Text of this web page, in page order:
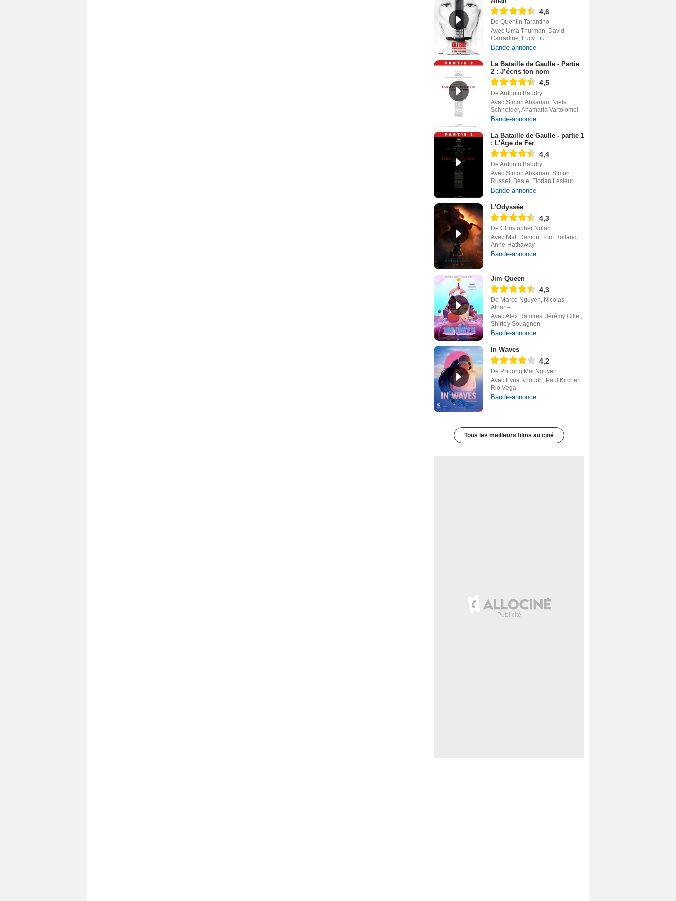
4,6
De Quentin Tarantino
Avec Uma Thurman, David
Carradine, Lucy Liu
Bande-annonce
La Bataille de Gaulle - Partie
2 : J’écris ton nom
4,5
De Antonin Baudry
Avec Simon Abkarian, Niels
Schneider, Anamaria Vartolomei
Bande-annonce
La Bataille de Gaulle - partie 1
: L'Âge de Fer
4,4
De Antonin Baudry
Avec Simon Abkarian, Simon
Russell Beale, Florian Lesieur
Bande-annonce
L'Odyssée
4,3
De Christopher Nolan
Avec Matt Damon, Tom Holland,
Anne Hathaway
Bande-annonce
Jim Queen
4,3
De Marco Nguyen, Nicolas
Athane
Avec Alex Ramires, Jérémy Gillet,
Shirley Souagnon
Bande-annonce
In Waves
4,2
De Phuong Mai Nguyen
Avec Lyna Khoudri, Paul Kircher,
Rio Vega
Bande-annonce
Tous les meilleurs films au ciné